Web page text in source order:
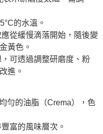
的水溫。
從緩慢滴落開始，隨後變
黃色。
可透過調整研磨度、粉
進。
勻的油脂（Crema），色
富的風味層次。